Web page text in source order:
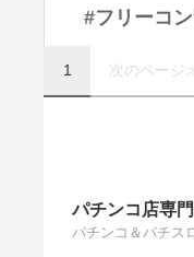
#フリーコ
1 次のページ
パチンコ店専